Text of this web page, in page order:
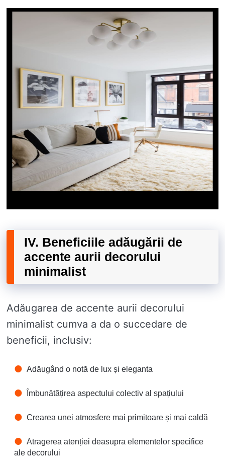
IV. Beneficiile adăugării de
accente aurii decorului
minimalist
Adăugarea de accente aurii decorului
minimalist cumva a da o succedare de
beneficii, inclusiv:
Adăugând o notă de lux și eleganta
Îmbunătățirea aspectului colectiv al spațiului
Crearea unei atmosfere mai primitoare și mai caldă
Atragerea atenției deasupra elementelor specifice
ale decorului